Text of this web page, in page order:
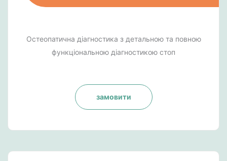
Остеопатична діагностика з детальною та повною
функціональною діагностикою стоп
замовити